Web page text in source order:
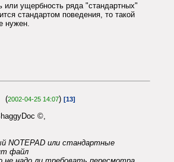
или ущербность ряда "стандартных"
стандартом поведения, то такой
нужен.
(2002-04-25 14:07) [13]
©,
NOTEPAD или стандартные
файл